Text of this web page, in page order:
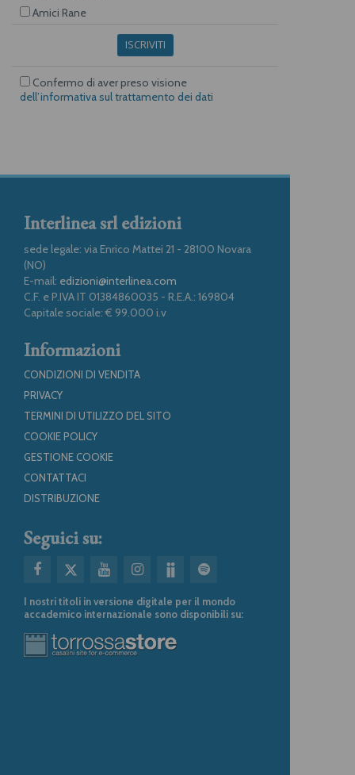
Amici Rane
ISCRIVITI
Confermo di aver preso visione
dell’informativa sul trattamento dei dati
Interlinea srl edizioni
sede legale: via Enrico Mattei 21 - 28100 Novara
(NO)
E-mail: edizioni@interlinea.com
C.F. e P.IVA IT 01384860035 - R.E.A.: 169804
Capitale sociale: € 99.000 i.v
Informazioni
CONDIZIONI DI VENDITA
PRIVACY
TERMINI DI UTILIZZO DEL SITO
COOKIE POLICY
GESTIONE COOKIE
CONTATTACI
DISTRIBUZIONE
Seguici su:
I nostri titoli in versione digitale per il mondo
accademico internazionale sono disponibili su: